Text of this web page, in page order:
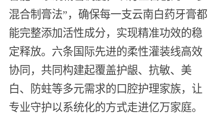
混合制膏法”，确保每一支云南白药牙膏都
能完整添加活性成分，实现精准功效的稳
定释放。六条国际先进的柔性灌装线高效
协同，共同构建起覆盖护龈、抗敏、美
白、防蛀等多元需求的口腔护理家族，让
专业守护以系统化的方式走进亿万家庭。